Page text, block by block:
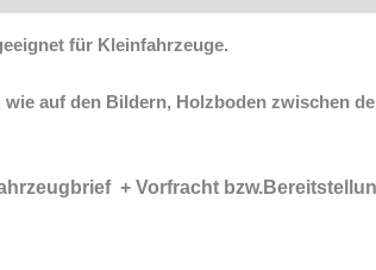
für Kleinfahrzeuge.
auf den Bildern, Holzboden zwischen
+ Vorfracht